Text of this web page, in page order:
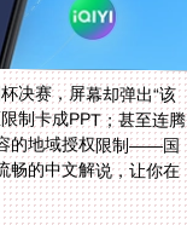
决赛，屏幕却弹出“该
制卡成PPT；甚至连腾
的地域授权限制——国
的中文解说，让你在